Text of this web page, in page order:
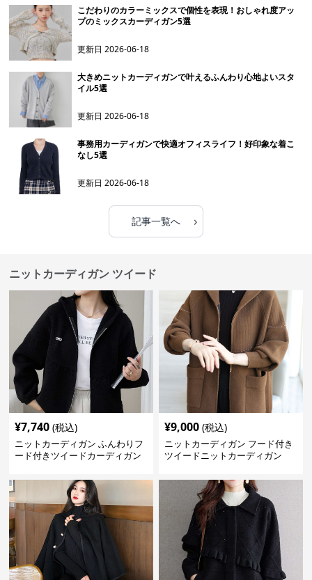
こだわりのカラーミックスで個性を表現！おしゃれ度アッ
プのミックスカーディガン5選
更新日2026-06-18
大きめニットカーディガンで叶えるふんわり心地よいスタ
イル5選
更新日2026-06-18
事務用カーディガンで快適オフィスライフ！好印象な着こ
なし5選
更新日2026-06-18
記事一覧へ ›
ニットカーディガン ツイード
¥7,740 (税込)
ニットカーディガン ふんわりフ
ード付きツイードカーディガン
¥9,000 (税込)
ニットカーディガン フード付き
ツイードニットカーディガン